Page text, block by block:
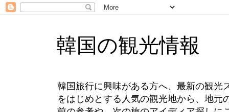
韓国の観光情報
韓国旅行に興味がある方へ、最新の観光
をはじめとする人気の観光地から、地